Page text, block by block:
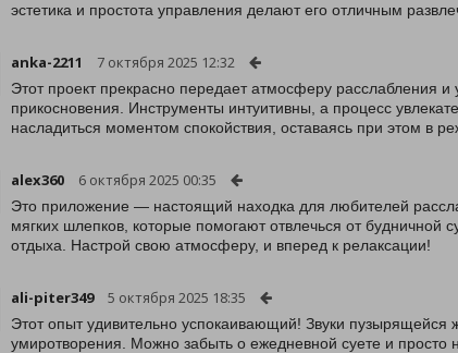
эстетика и простота управления делают его отличным
anka-2211 7 октября 2025 12:32
Этот проект прекрасно передает атмосферу расслабления
прикосновения. Инструменты интуитивны, а процесс
насладиться моментом спокойствия, оставаясь при этом в
alex360 6 октября 2025 00:35
Это приложение — настоящий находка для любителей
мягких шлепков, которые помогают отвлечься от
отдыха. Настрой свою атмосферу, и вперед к релаксации!
ali-piter349 5 октября 2025 18:35
Этот опыт удивительно успокаивающий! Звуки
умиротворения. Можно забыть о ежедневной суете и